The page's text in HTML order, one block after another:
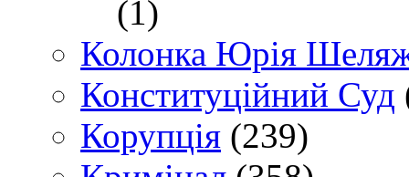
(1)
Колонка Юрія
Конституційний Суд
Корупція (239)